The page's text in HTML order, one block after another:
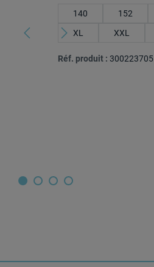
140 152
XL
XXL
Réf. produit : 300223705